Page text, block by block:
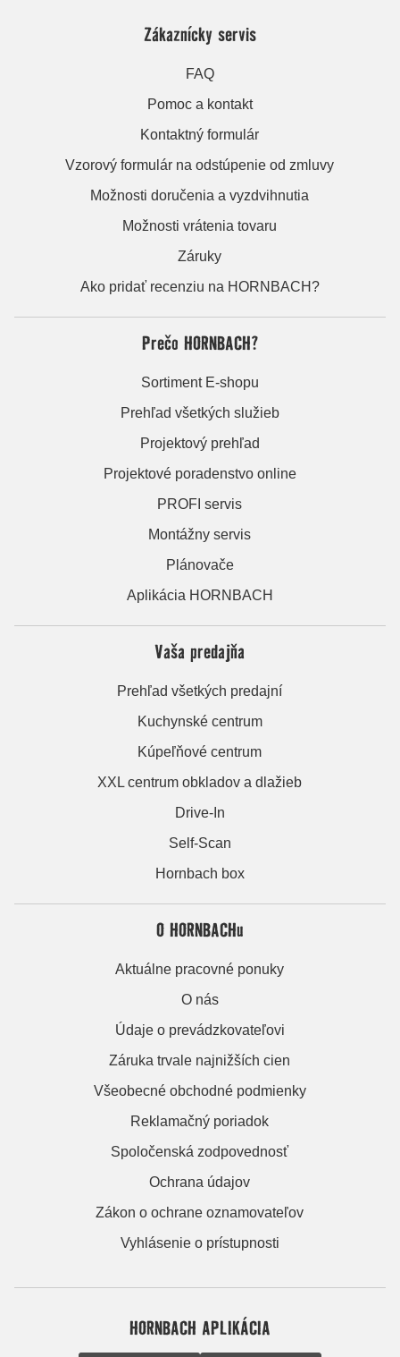
Zákaznícky servis
FAQ
Pomoc a kontakt
Kontaktný formulár
Vzorový formulár na odstúpenie od zmluvy
Možnosti doručenia a vyzdvihnutia
Možnosti vrátenia tovaru
Záruky
Ako pridať recenziu na HORNBACH?
Prečo HORNBACH?
Sortiment E-shopu
Prehľad všetkých služieb
Projektový prehľad
Projektové poradenstvo online
PROFI servis
Montážny servis
Plánovače
Aplikácia HORNBACH
Vaša predajňa
Prehľad všetkých predajní
Kuchynské centrum
Kúpeľňové centrum
XXL centrum obkladov a dlažieb
Drive-In
Self-Scan
Hornbach box
O HORNBACHu
Aktuálne pracovné ponuky
O nás
Údaje o prevádzkovateľovi
Záruka trvale najnižších cien
Všeobecné obchodné podmienky
Reklamačný poriadok
Spoločenská zodpovednosť
Ochrana údajov
Zákon o ochrane oznamovateľov
Vyhlásenie o prístupnosti
HORNBACH APLIKÁCIA